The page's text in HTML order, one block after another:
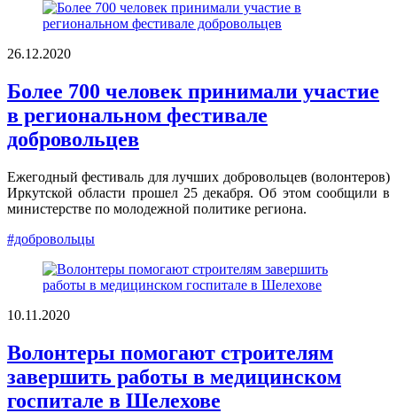
26.12.2020
Более 700 человек принимали участие
в региональном фестивале
добровольцев
Ежегодный фестиваль для лучших добровольцев (волонтеров)
Иркутской области прошел 25 декабря. Об этом сообщили в
министерстве по молодежной политике региона.
#добровольцы
10.11.2020
Волонтеры помогают строителям
завершить работы в медицинском
госпитале в Шелехове